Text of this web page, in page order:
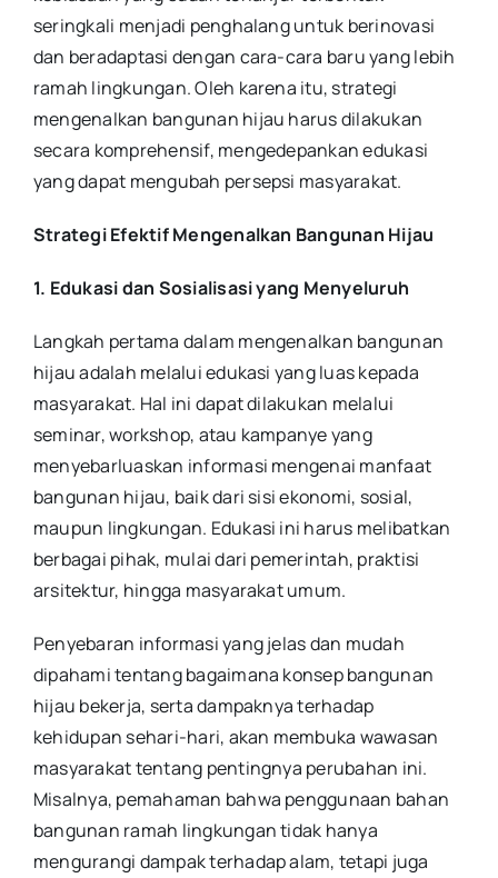
seringkali menjadi penghalang untuk berinovasi
dan beradaptasi dengan cara-cara baru yang lebih
ramah lingkungan. Oleh karena itu, strategi
mengenalkan bangunan hijau harus dilakukan
secara komprehensif, mengedepankan edukasi
yang dapat mengubah persepsi masyarakat.
Strategi Efektif Mengenalkan Bangunan Hijau
1. Edukasi dan Sosialisasi yang Menyeluruh
Langkah pertama dalam mengenalkan bangunan
hijau adalah melalui edukasi yang luas kepada
masyarakat. Hal ini dapat dilakukan melalui
seminar, workshop, atau kampanye yang
menyebarluaskan informasi mengenai manfaat
bangunan hijau, baik dari sisi ekonomi, sosial,
maupun lingkungan. Edukasi ini harus melibatkan
berbagai pihak, mulai dari pemerintah, praktisi
arsitektur, hingga masyarakat umum.
Penyebaran informasi yang jelas dan mudah
dipahami tentang bagaimana konsep bangunan
hijau bekerja, serta dampaknya terhadap
kehidupan sehari-hari, akan membuka wawasan
masyarakat tentang pentingnya perubahan ini.
Misalnya, pemahaman bahwa penggunaan bahan
bangunan ramah lingkungan tidak hanya
mengurangi dampak terhadap alam, tetapi juga